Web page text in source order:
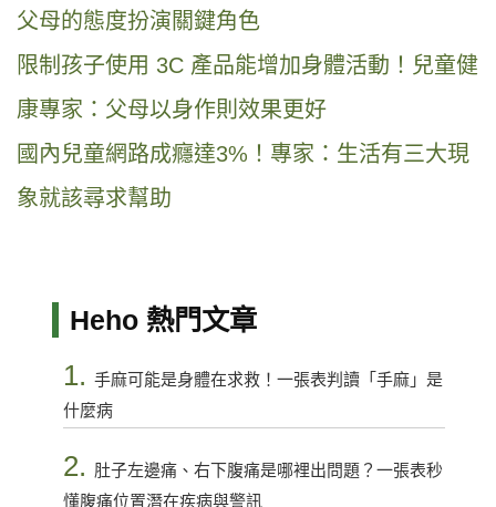
父母的態度扮演關鍵角色
限制孩子使用 3C 產品能增加身體活動！兒童健
康專家：父母以身作則效果更好
國內兒童網路成癮達3%！專家：生活有三大現
象就該尋求幫助
Heho 熱門文章
1. 手麻可能是身體在求救！一張表判讀「手麻」是
什麼病
2. 肚子左邊痛、右下腹痛是哪裡出問題？一張表秒
懂腹痛位置潛在疾病與警訊